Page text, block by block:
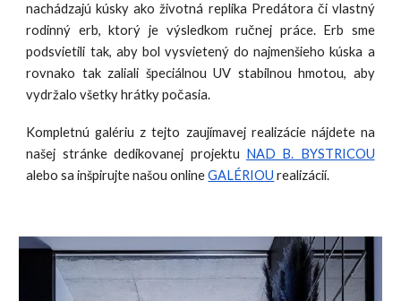
nachádzajú kúsky ako životná replika Predátora či vlastný
rodinný erb, ktorý je výsledkom ručnej práce. Erb sme
podsvietili tak, aby bol vysvietený do najmenšieho kúska a
rovnako tak zaliali špeciálnou UV stabilnou hmotou, aby
vydržalo všetky hrátky počasia.
Kompletnú galériu z tejto zaujímavej realizácie nájdete na
našej stránke dedikovanej projektu NAD B. BYSTRICOU
alebo sa inšpirujte našou online GALÉRIOU realizácií.